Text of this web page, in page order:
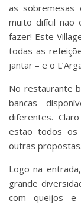
as sobremesas
muito difícil não
fazer! Este
todas as
jantar – e o
No restaurante
bancas
diferentes.
estão todos os
outras propostas.
Logo na
grande
com queijos